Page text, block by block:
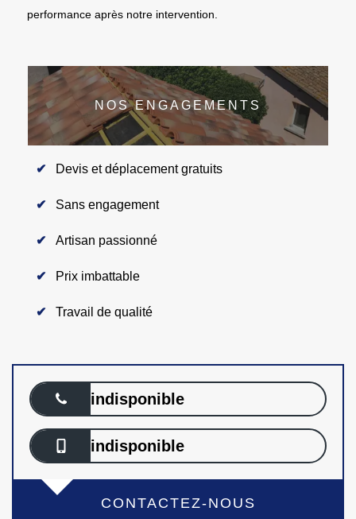
performance après notre intervention.
NOS ENGAGEMENTS
Devis et déplacement gratuits
Sans engagement
Artisan passionné
Prix imbattable
Travail de qualité
indisponible
indisponible
CONTACTEZ-NOUS